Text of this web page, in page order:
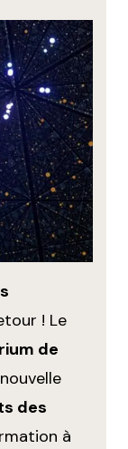
! Le
de
des
à